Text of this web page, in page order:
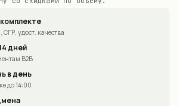
удост. качества
дней
B2B
в день
до 14:00